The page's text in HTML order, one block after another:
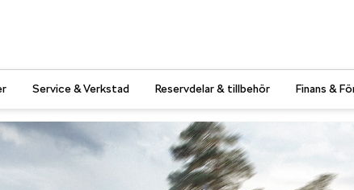
Service & Verkstad Reservdelar & tillbehör Finans &